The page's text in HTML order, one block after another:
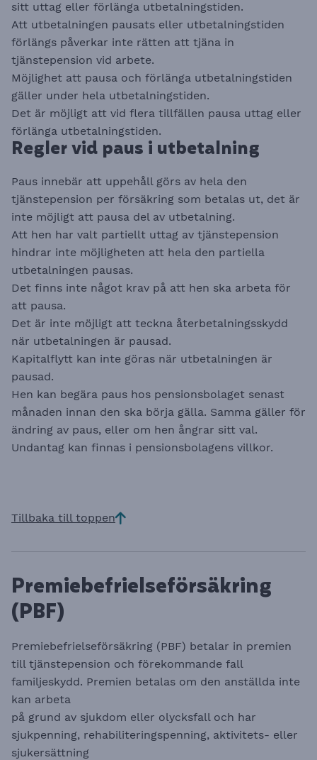
sitt uttag eller förlänga utbetalningstiden.
Att utbetalningen pausats eller utbetalningstiden
förlängs påverkar inte rätten att tjäna in
tjänstepension vid arbete.
Möjlighet att pausa och förlänga utbetalningstiden
gäller under hela utbetalningstiden.
Det är möjligt att vid flera tillfällen pausa uttag eller
förlänga utbetalningstiden.
Regler vid paus i utbetalning
Paus innebär att uppehåll görs av hela den
tjänstepension per försäkring som betalas ut, det är
inte möjligt att pausa del av utbetalning.
Att hen har valt partiellt uttag av tjänstepension
hindrar inte möjligheten att hela den partiella
utbetalningen pausas.
Det finns inte något krav på att hen ska arbeta för
att pausa.
Det är inte möjligt att teckna återbetalningsskydd
när utbetalningen är pausad.
Kapitalflytt kan inte göras när utbetalningen är
pausad.
Hen kan begära paus hos pensionsbolaget senast
månaden innan den ska börja gälla. Samma gäller för
ändring av paus, eller om hen ångrar sitt val.
Undantag kan finnas i pensionsbolagens villkor.
Tillbaka till toppen
Premiebefrielseförsäkring
(PBF)
Premiebefrielseförsäkring (PBF) betalar in premien
till tjänstepension och förekommande fall
familjeskydd. Premien betalas om den anställda inte
kan arbeta
på grund av sjukdom eller olycksfall och har
sjukpenning, rehabiliteringspenning, aktivitets- eller
sjukersättning